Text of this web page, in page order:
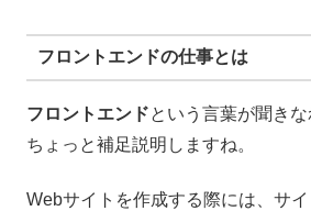
フロントエンドの仕事とは
フロントエンドという言葉が聞きな
ちょっと補足説明しますね。
Webサイトを作成する際には、サ